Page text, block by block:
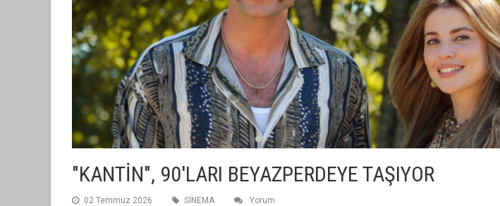
"KANTİN", 90'LARI BEYAZPERDEYE TAŞIYOR
02 Temmuz 2026 SİNEMA Yorum